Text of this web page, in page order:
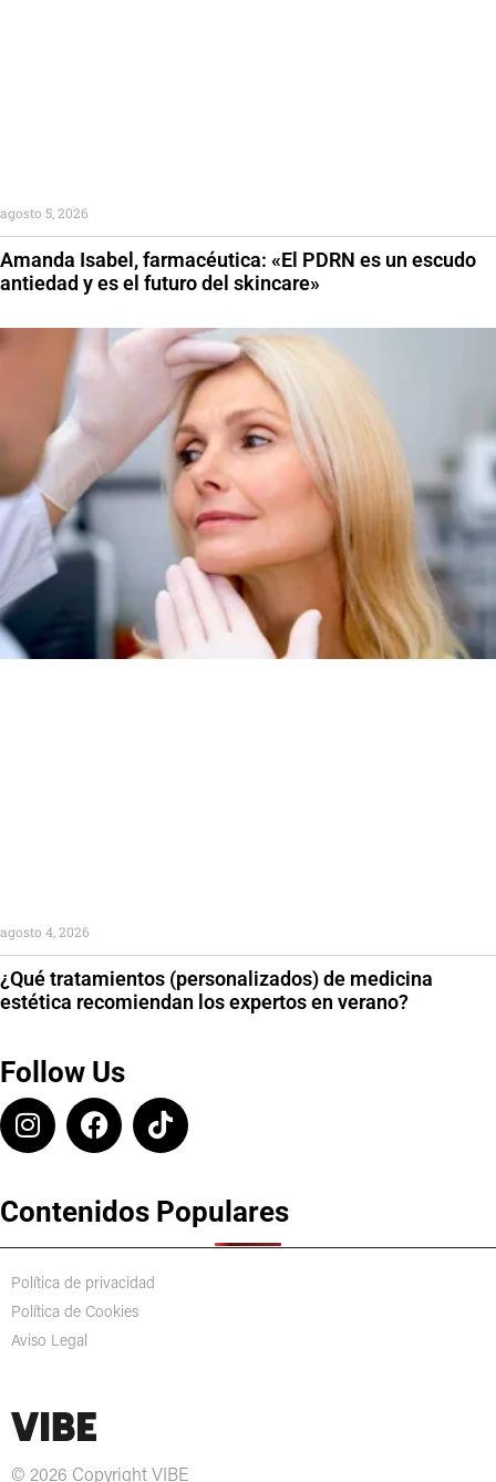
Amanda Isabel, farmacéutica: «El PDRN es un escudo
antiedad y es el futuro del skincare»
agosto 5, 2026
¿Qué tratamientos (personalizados) de medicina
estética recomiendan los expertos en verano?
agosto 4, 2026
Follow Us
Contenidos Populares
Política de privacidad
Política de Cookies
Aviso Legal
© 2026 Copyright VIBE